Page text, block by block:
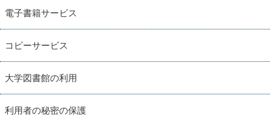
電子書籍サービス
コピーサービス
大学図書館の利用
利用者の秘密の保護